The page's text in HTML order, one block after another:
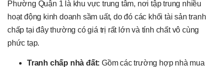
Phường Quận 1 là khu vực trung tâm, nơi tập trung nhiều
hoạt động kinh doanh sầm uất, do đó các khối tài sản tranh
chấp tại đây thường có giá trị rất lớn và tính chất vô cùng
phức tạp.
Tranh chấp nhà đất: Gồm các trường hợp nhà mua